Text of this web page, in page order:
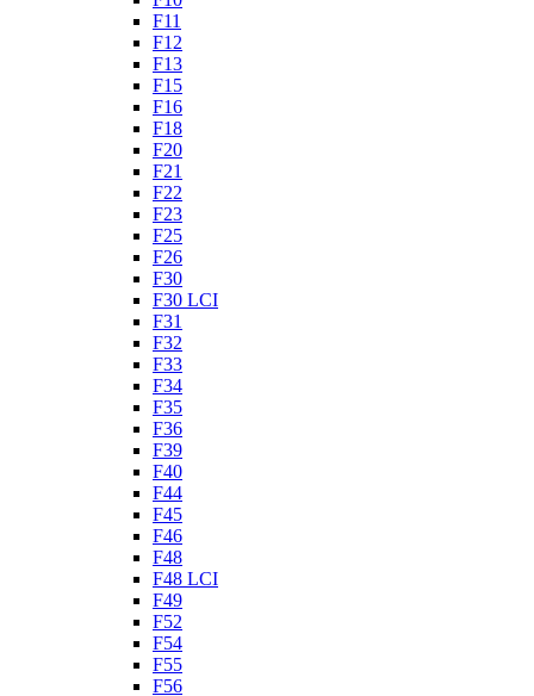
F11
F12
F13
F15
F16
F18
F20
F21
F22
F23
F25
F26
F30
F30 LCI
F31
F32
F33
F34
F35
F36
F39
F40
F44
F45
F46
F48
F48 LCI
F49
F52
F54
F55
F56